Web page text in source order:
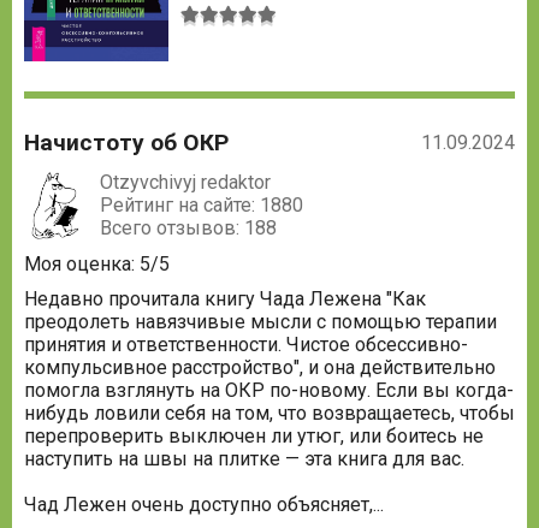
Начистоту об ОКР
11.09.2024
Otzyvchivyj redaktor
Рейтинг на сайте: 1880
Всего отзывов: 188
Моя оценка: 5/5
Недавно прочитала книгу Чада Лежена "Как
преодолеть навязчивые мысли с помощью терапии
принятия и ответственности. Чистое обсессивно-
компульсивное расстройство", и она действительно
помогла взглянуть на ОКР по-новому. Если вы когда-
нибудь ловили себя на том, что возвращаетесь, чтобы
перепроверить выключен ли утюг, или боитесь не
наступить на швы на плитке — эта книга для вас.
Чад Лежен очень доступно объясняет,...